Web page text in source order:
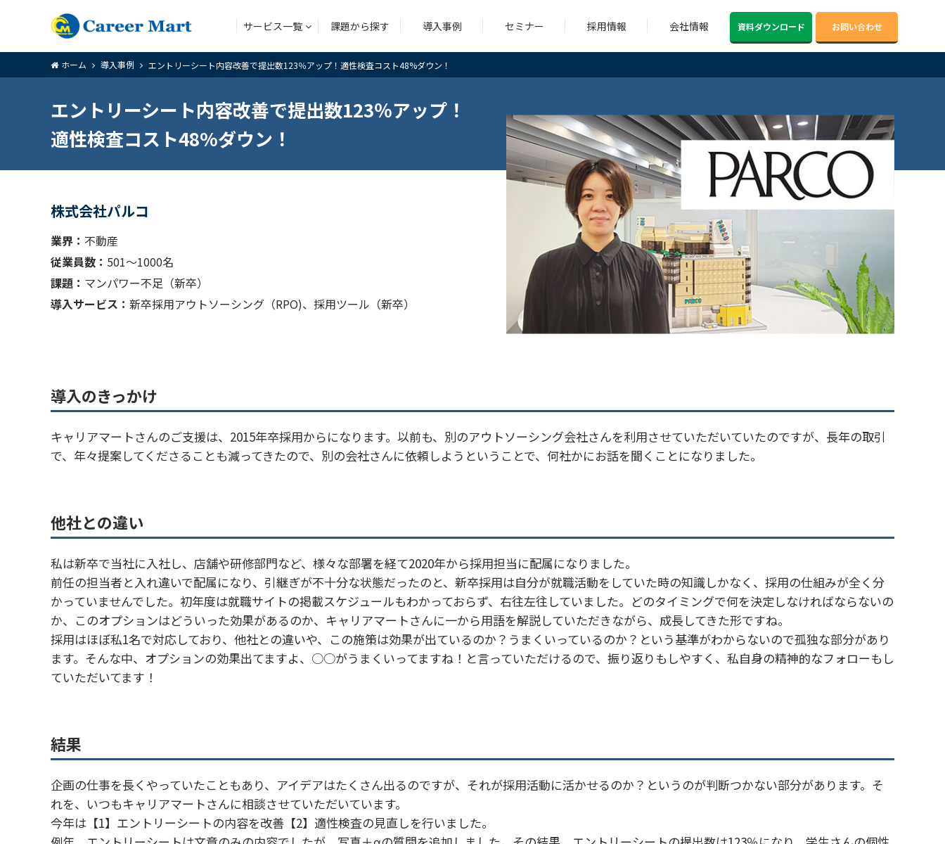
サービス一覧
アウトソーシング 求人広告 ツール
課題から探す 導入事例 セミナー 採用情報 会社情報 資料ダウンロード お問い合わせ
ホーム 導入事例 エントリーシート内容改善で提出数123％アップ！適性検査コスト48%ダウン！
エントリーシート内容改善で提出数123％アップ！
適性検査コスト48%ダウン！
株式会社パルコ
業界： 不動産
従業員数： 501〜1000名
課題： マンパワー不足（新卒）
導入サービス： 新卒採用アウトソーシング（RPO)、採用ツール（新卒）
導入のきっかけ
キャリアマートさんのご支援は、2015年卒採用からになります。以前も、別のアウトソーシング会社さんを利用させていただいていたのですが、長年の取引
で、年々提案してくださることも減ってきたので、別の会社さんに依頼しようということで、何社かにお話を聞くことになりました。
他社との違い
私は新卒で当社に入社し、店舗や研修部門など、様々な部署を経て2020年から採用担当に配属になりました。
前任の担当者と入れ違いで配属になり、引継ぎが不十分な状態だったのと、新卒採用は自分が就職活動をしていた時の知識しかなく、採用の仕組みが全く分
かっていませんでした。初年度は就職サイトの掲載スケジュールもわかっておらず、右往左往していました。どのタイミングで何を決定しなければならないの
か、このオプションはどういった効果があるのか、キャリアマートさんに一から用語を解説していただきながら、成長してきた形ですね。
採用はほぼ私1名で対応しており、他社との違いや、この施策は効果が出ているのか？うまくいっているのか？という基準がわからないので孤独な部分があり
ます。そんな中、オプションの効果出てますよ、○○がうまくいってますね！と言っていただけるので、振り返りもしやすく、私自身の精神的なフォローもし
ていただいてます！
結果
企画の仕事を長くやっていたこともあり、アイデアはたくさん出るのですが、それが採用活動に活かせるのか？というのが判断つかない部分があります。そ
れを、いつもキャリアマートさんに相談させていただいています。
今年は【1】エントリーシートの内容を改善【2】適性検査の見直しを行いました。